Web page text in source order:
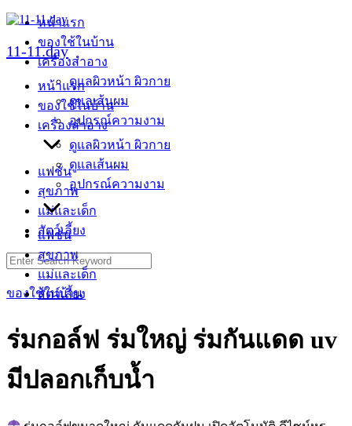
Skip
content
11-11.day
หน้าแรก
ของใช้ในบ้าน
เครื่องสำอาง
ดูแลผิวหน้า ผิวกาย
ดูแลเส้นผม
อุปกรณ์ความงาม
แฟชั่น
สุขภาพ
แม่และเด็ก
สัตว์เลี้ยง
หน้าแรก
ของใช้ในบ้าน
เครื่องสำอาง
ดูแลผิวหน้า ผิวกาย
ดูแลเส้นผม
อุปกรณ์ความงาม
แฟชั่น
สุขภาพ
แม่และเด็ก
สัตว์เลี้ยง
Search
for:
ของใช้ในบ้าน
ร่มกอล์ฟ ร่มใหญ่ ร่มกันแดด uv
มีปลอกเก็บน้ำ